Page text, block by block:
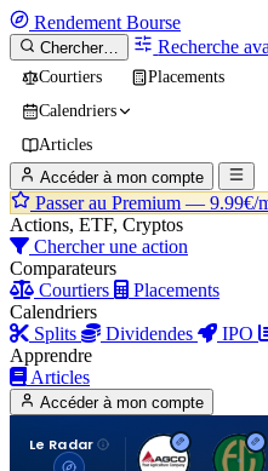
Rendement Bourse
Chercher… Recherche
Courtiers
Placements
Calendriers
Articles
Accéder à mon compte
Passer au Premium — 9.99€/
Actions, ETF, Cryptos
Chercher une action
Comparateurs
Courtiers
Placements
Calendriers
Splits
Dividendes IPO
Apprendre
Articles
Accéder à mon compte
Le Radar
A F